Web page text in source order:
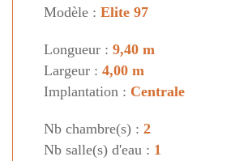
Modèle : Elite 97
Longueur : 9,40 m
Largeur : 4,00 m
Implantation : Centrale
Nb chambre(s) : 2
Nb salle(s) d'eau : 1